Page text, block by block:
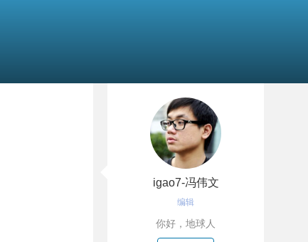
igao7-冯伟文
编辑
你好，地球人